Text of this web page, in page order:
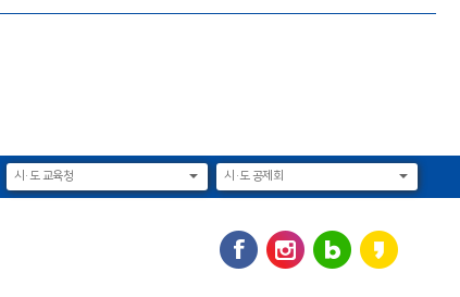
시·도 교육청 시·도 공제회